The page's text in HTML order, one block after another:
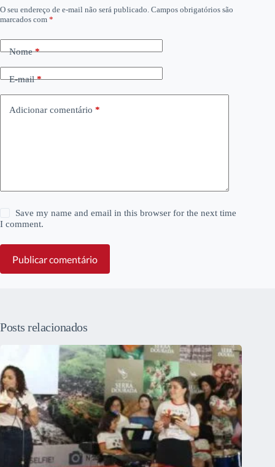
O seu endereço de e-mail não será publicado. Campos obrigatórios são
marcados com *
Nome*
E-mail*
Adicionar comentário *
Save my name and email in this browser for the next time
I comment.
Publicar comentário
Posts relacionados